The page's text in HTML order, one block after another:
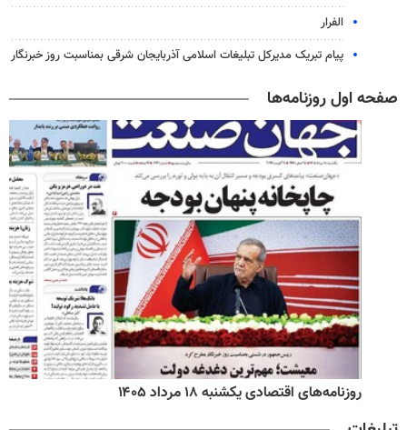
الفرار
پیام تبریک مدیرکل تبلیغات اسلامی آذربایجان شرقی بمناسبت روز خبرنگار
صفحه اول روزنامه‌ها
روزنامه‌های اقتصادی یکشنبه ۱۸ مرداد ۱۴۰۵